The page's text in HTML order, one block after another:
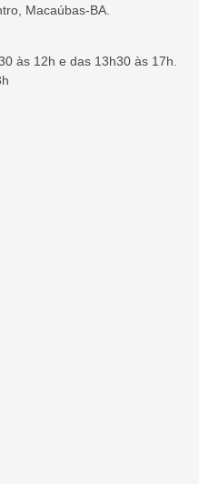
Macaúbas-BA.
às 12h e das 13h30 às 17h.